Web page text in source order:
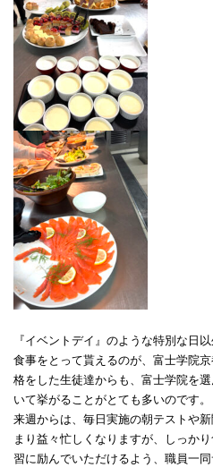
『イベントデイ』のような特別な日
食事をとって貰えるのが、富士学院
格をした生徒達からも、富士学院を
いて挙がることがとても多いのです。
来週からは、毎日実施の朝テストや
まり益々忙しくなりますが、しっか
習に励んでいただけるよう、職員一同